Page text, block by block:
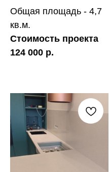
Общая площадь - 4,7
кв.м.
Стоимость проекта
124 000 р.